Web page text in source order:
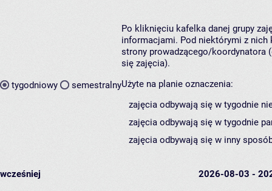
tygodniowy semestralny
Po kliknięciu kafelka danej grupy
informacjami. Pod niektórymi z nich
strony prowadzącego/koordynatora
się zajęcia).
Użyte na planie oznaczenia:
zajęcia odbywają się w tygodnie
zajęcia odbywają się w tygodnie
zajęcia odbywają się w inny
wcześniej 2026-08-03 -